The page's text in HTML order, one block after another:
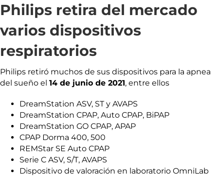
Philips retira del mercado
varios dispositivos
respiratorios
Philips retiró muchos de sus dispositivos para la apnea
del sueño el 14 de junio de 2021, entre ellos
DreamStation ASV, ST y AVAPS
DreamStation CPAP, Auto CPAP, BiPAP
DreamStation GO CPAP, APAP
CPAP Dorma 400, 500
REMStar SE Auto CPAP
Serie C ASV, S/T, AVAPS
Dispositivo de valoración en laboratorio OmniLab